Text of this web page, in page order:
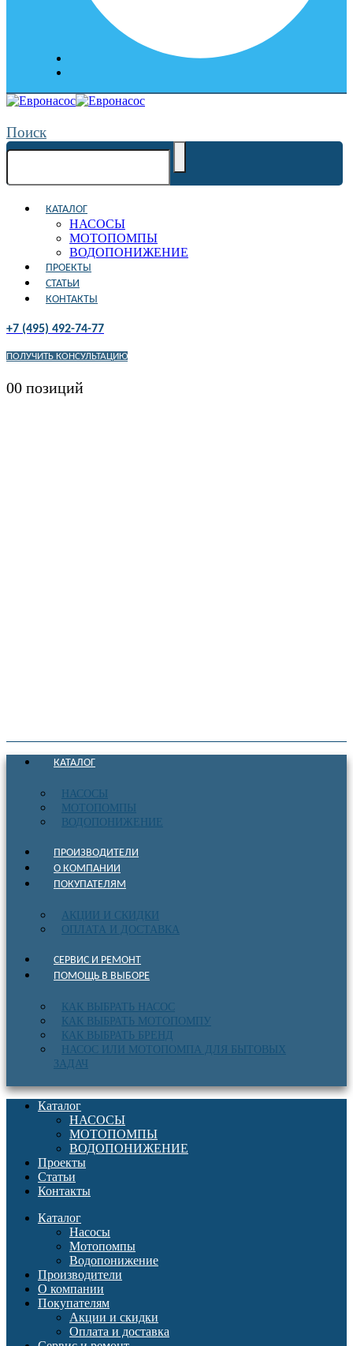
Поиск
КАТАЛОГ
НАСОСЫ
МОТОПОМПЫ
ВОДОПОНИЖЕНИЕ
ПРОЕКТЫ
СТАТЬИ
КОНТАКТЫ
+7 (495) 492-74-77
ПОЛУЧИТЬ КОНСУЛЬТАЦИЮ
00 позиций
КАТАЛОГ
НАСОСЫ
МОТОПОМПЫ
ВОДОПОНИЖЕНИЕ
ПРОИЗВОДИТЕЛИ
О КОМПАНИИ
ПОКУПАТЕЛЯМ
АКЦИИ И СКИДКИ
ОПЛАТА И ДОСТАВКА
СЕРВИС И РЕМОНТ
ПОМОЩЬ В ВЫБОРЕ
КАК ВЫБРАТЬ НАСОС
КАК ВЫБРАТЬ МОТОПОМПУ
КАК ВЫБРАТЬ БРЕНД
НАСОС ИЛИ МОТОПОМПА ДЛЯ БЫТОВЫХ
ЗАДАЧ
Каталог
НАСОСЫ
МОТОПОМПЫ
ВОДОПОНИЖЕНИЕ
Проекты
Статьи
Контакты
Каталог
Насосы
Мотопомпы
Водопонижение
Производители
О компании
Покупателям
Акции и скидки
Оплата и доставка